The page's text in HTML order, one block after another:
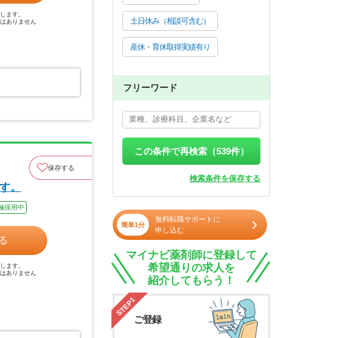
ます。
ありません
保存する
。
採用中
ます。
ありません
土日休み（相談可含む）
産休・育休取得実績有り
フリーワード
この条件で再検索（539件）
検索条件を保存する
簡単1分
無料転職サポートに
申し込む
マイナビ薬剤師に登録して
希望通りの求人を
紹介してもらう！
STEP1
ご登録